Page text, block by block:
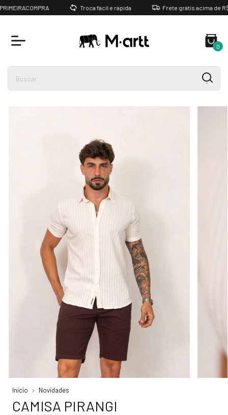
Troca fácil e rápida Frete grátis acima de R$
0
Início Novidades
CAMISA PIRANGI